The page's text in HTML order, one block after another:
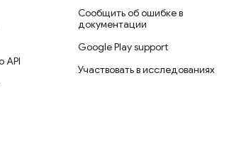
API
Сообщить об ошибке в
документации
Google Play support
Участвовать в исследованиях